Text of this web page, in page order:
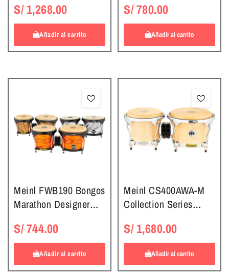
S/ 1,268.00
Añadir al carrito
Natural
S/ 780.00
Añadir al carrito
Meinl FWB190 Bongos
Marathon Designer
S/ 744.00
Añadir al carrito
Meinl CS400AWA-M
Collection Series
American White Ash
S/ 1,680.00
Añadir al carrito